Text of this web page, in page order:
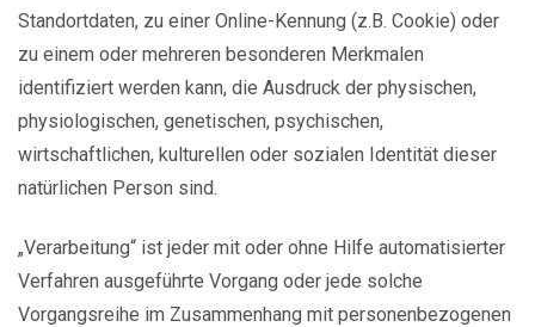
Standortdaten, zu einer Online-Kennung (z.B. Cookie) oder
zu einem oder mehreren besonderen Merkmalen
identifiziert werden kann, die Ausdruck der physischen,
physiologischen, genetischen, psychischen,
wirtschaftlichen, kulturellen oder sozialen Identität dieser
natürlichen Person sind.
„Verarbeitung“ ist jeder mit oder ohne Hilfe automatisierter
Verfahren ausgeführte Vorgang oder jede solche
Vorgangsreihe im Zusammenhang mit personenbezogenen